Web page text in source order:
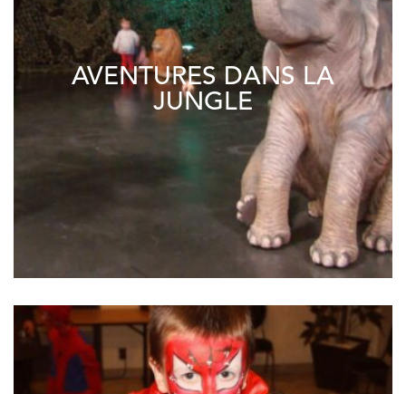
AVENTURES DANS LA
JUNGLE